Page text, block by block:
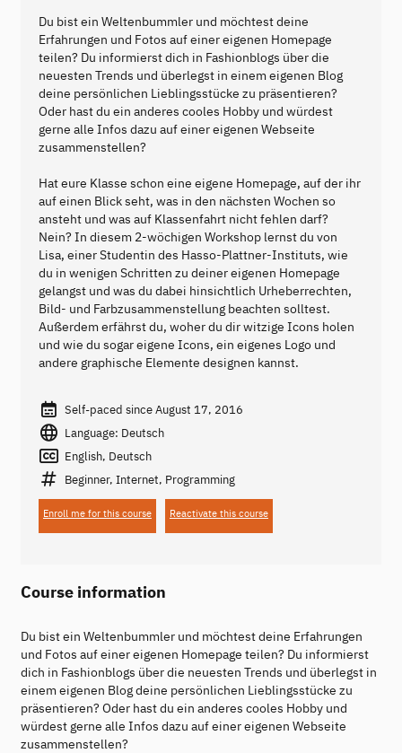
Du bist ein Weltenbummler und möchtest deine
Erfahrungen und Fotos auf einer eigenen Homepage
teilen? Du informierst dich in Fashionblogs über die
neuesten Trends und überlegst in einem eigenen Blog
deine persönlichen Lieblingsstücke zu präsentieren?
Oder hast du ein anderes cooles Hobby und würdest
gerne alle Infos dazu auf einer eigenen Webseite
zusammenstellen?
Hat eure Klasse schon eine eigene Homepage, auf der ihr
auf einen Blick seht, was in den nächsten Wochen so
ansteht und was auf Klassenfahrt nicht fehlen darf?
Nein? In diesem 2-wöchigen Workshop lernst du von
Lisa, einer Studentin des Hasso-Plattner-Instituts, wie
du in wenigen Schritten zu deiner eigenen Homepage
gelangst und was du dabei hinsichtlich Urheberrechten,
Bild- und Farbzusammenstellung beachten solltest.
Außerdem erfährst du, woher du dir witzige Icons holen
und wie du sogar eigene Icons, ein eigenes Logo und
andere graphische Elemente designen kannst.
Self-paced since August 17, 2016
Language: Deutsch
English, Deutsch
Beginner, Internet, Programming
Enroll me for this course Reactivate this course
Course information
Du bist ein Weltenbummler und möchtest deine Erfahrungen
und Fotos auf einer eigenen Homepage teilen? Du informierst
dich in Fashionblogs über die neuesten Trends und überlegst in
einem eigenen Blog deine persönlichen Lieblingsstücke zu
präsentieren? Oder hast du ein anderes cooles Hobby und
würdest gerne alle Infos dazu auf einer eigenen Webseite
zusammenstellen?